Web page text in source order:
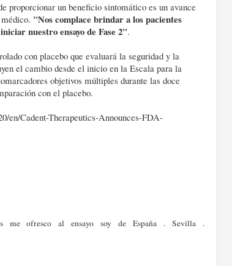
proporcionar un beneficio sintomático es un avance
"Nos complace brindar a los pacientes
nuestro ensayo de Fase 2".
con placebo que evaluará la seguridad y la
el cambio desde el inicio en la Escala para la
objetivos múltiples durante las doce
con el placebo.
en/Cadent-Therapeutics-Announces-FDA-
me ofresco al ensayo soy de España . Sevilla .